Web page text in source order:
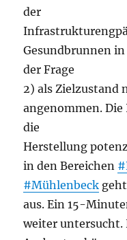
der
Gesundbrunnen
der Frage
2) als Zielzustand
angenommen.
die
Herstellung
in den Bereichen
#Mühlenbeck
aus. Ein 15-
weiter